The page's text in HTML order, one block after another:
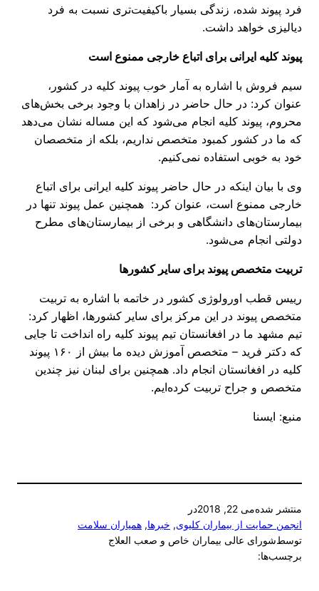
فرد پیوند شده، زندگی بسیار باکیفیت‌تری نسبت به فرد
دیالیزی خواهد داشت.
پیوند کلیه ایرانی برای اتباع خارجی ممنوع است
سیم فروش با اشاره به آمار خوب پیوند کلیه در کشور،
عنوان کرد: در حال حاضر در زاهدان با وجود برخی بخش‌های
محروم، پیوند کلیه انجام می‌شود که این مساله نشان می‌دهد
که ما در کشور کمبود متخصص نداریم، بلکه از متخصصان
خود به خوبی استفاده نمی‌کنیم.
وی با بیان اینکه در حال حاضر پیوند کلیه ایرانی برای اتباع
خارجی ممنوع است، عنوان کرد: همچنین عمل پیوند تنها در
بیمارستان‌های دانشگاهی و برخی از بیمارستان‌های مطرح
دولتی انجام می‌شود.
تربیت متخصص پیوند برای سایر کشورها
رییس قطب اورولوژی کشور در خاتمه با اشاره به تربیت
متخصص پیوند در این مرکز برای سایر کشورها، اظهار کرد:
تیم مشهد ما در افغانستان تیم پیوند کلیه راه انداخت تا جایی
که دکتر فرید – متخصص آموزش دیده ما بیش از ۱۶۰ پیوند
کلیه در افغانستان انجام داد. همچنین برای لبنان نیز چندین
متخصص و جراح تربیت کرده‌ایم.
منبع: ایسنا
منتشر شدهمی 22, 2018
در
انجمن حمایت از بیماران کلیوی, خبرها, همیاران سلامت
توسطشورای عالی بیماران خاص و صعب العلاج
برچسب‌ها: